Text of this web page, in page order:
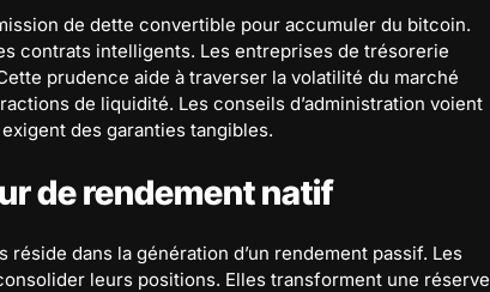
de dette convertible pour accumuler du bitcoin.
contrats intelligents. Les entreprises de trésorerie
prudence aide à traverser la volatilité du marché
de liquidité. Les conseils d’administration voient
des garanties tangibles.
de rendement natif
dans la génération d’un rendement passif. Les
leurs positions. Elles transforment une réserve